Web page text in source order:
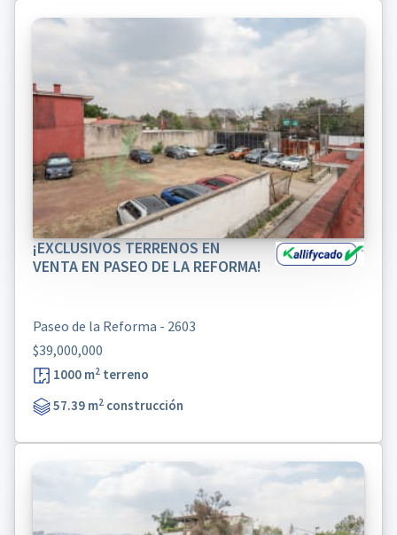
¡EXCLUSIVOS TERRENOS EN
VENTA EN PASEO DE LA REFORMA!
Paseo de la Reforma - 2603
$39,000,000
1000 m2 terreno
57.39 m2 construcción